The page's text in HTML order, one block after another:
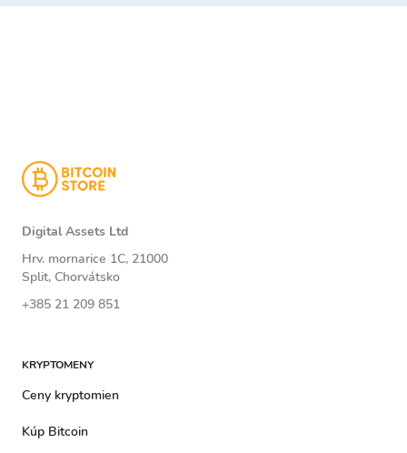
Digital Assets Ltd
Hrv. mornarice 1C, 21000
Split, Chorvátsko
+385 21 209 851
KRYPTOMENY
Ceny kryptomien
Kúp Bitcoin